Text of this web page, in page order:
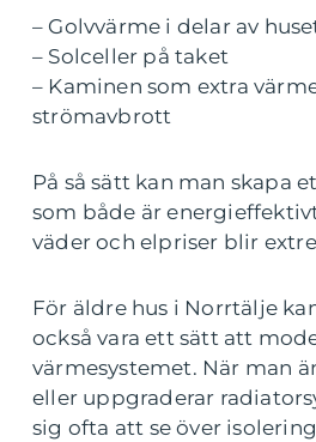
– Golvvärme i delar av
– Solceller på taket
– Kaminen som extra
strömavbrott
På så sätt kan man skapa
som både är
väder och elpriser blir
För äldre hus i Norrtälje
också vara ett sätt att
värmesystemet. När man
eller uppgraderar
sig ofta att se över